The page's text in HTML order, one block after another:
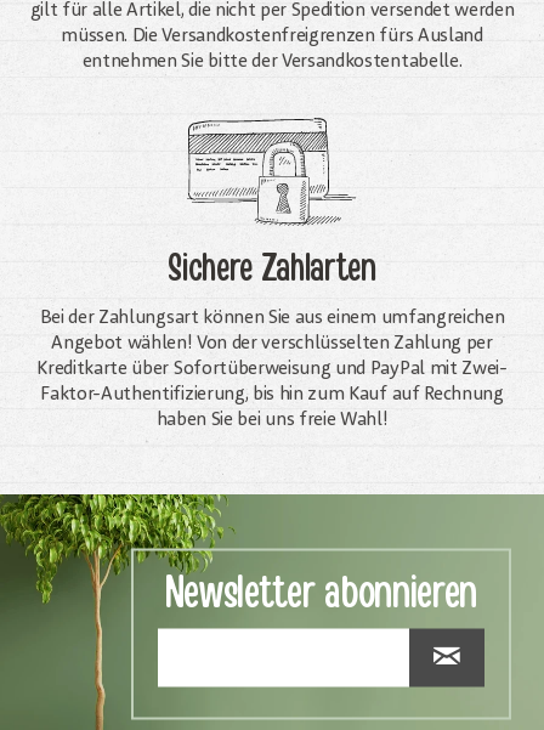
gilt für alle Artikel, die nicht per Spedition versendet werden
müssen. Die Versandkosten­freigrenzen fürs Ausland
entnehmen Sie bitte der Versandkostentabelle.
Sichere Zahlarten
Bei der Zahlungsart können Sie aus einem umfangreichen
Angebot wählen! Von der verschlüsselten Zahlung per
Kreditkarte über Sofortüberweisung und PayPal mit Zwei-
Faktor-Authentifizierung, bis hin zum Kauf auf Rechnung
haben Sie bei uns freie Wahl!
Newsletter abonnieren